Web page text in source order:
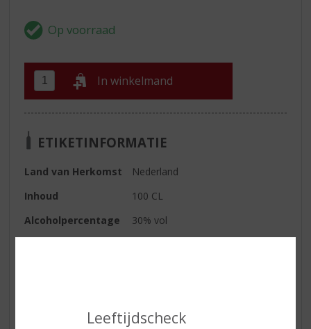
Leeftijdscheck
In winkelmand
ETIKETINFORMATIE
Land van Herkomst
Nederland
Inhoud
100 CL
Alcoholpercentage
30% vol